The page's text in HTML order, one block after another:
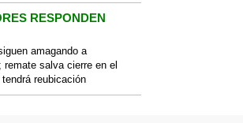
RESPONDEN
amagando a
remate salva cierre en el
reubicación